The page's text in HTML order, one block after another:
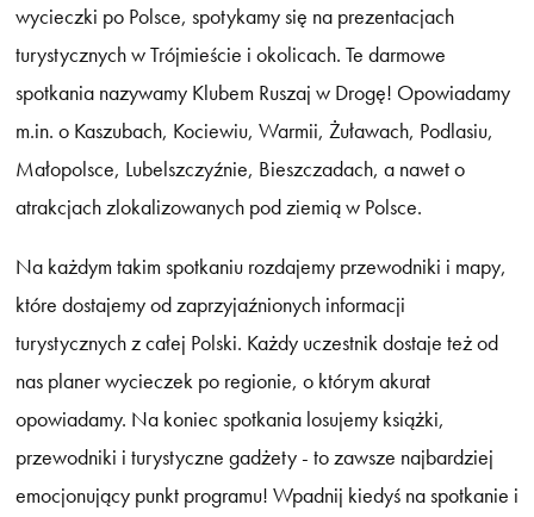
wycieczki po Polsce, spotykamy się na prezentacjach
turystycznych w Trójmieście i okolicach. Te darmowe
spotkania nazywamy Klubem Ruszaj w Drogę! Opowiadamy
m.in. o Kaszubach, Kociewiu, Warmii, Żuławach, Podlasiu,
Małopolsce, Lubelszczyźnie, Bieszczadach, a nawet o
atrakcjach zlokalizowanych pod ziemią w Polsce.
Na każdym takim spotkaniu rozdajemy przewodniki i mapy,
które dostajemy od zaprzyjaźnionych informacji
turystycznych z całej Polski. Każdy uczestnik dostaje też od
nas planer wycieczek po regionie, o którym akurat
opowiadamy. Na koniec spotkania losujemy książki,
przewodniki i turystyczne gadżety - to zawsze najbardziej
emocjonujący punkt programu! Wpadnij kiedyś na spotkanie i